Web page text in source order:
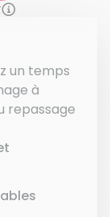
un temps
à
repassage